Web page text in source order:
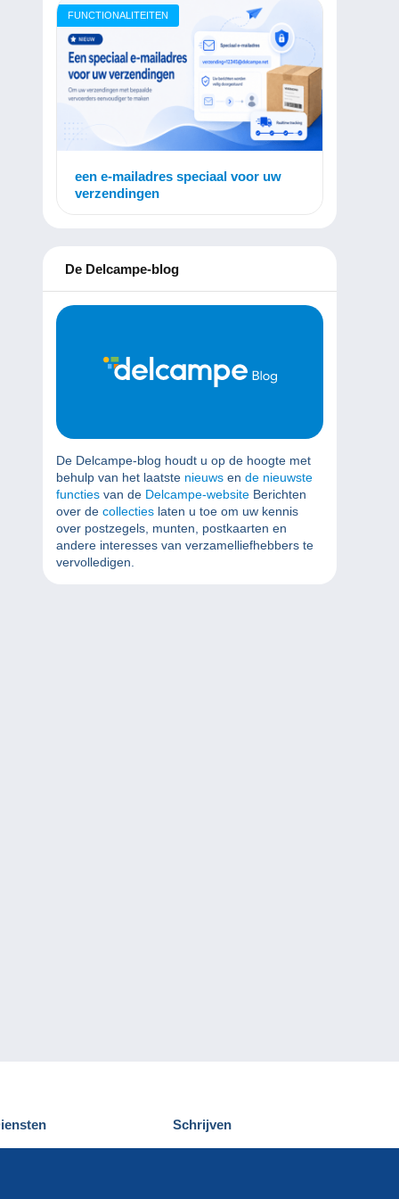
FUNCTIONALITEITEN
een e-mailadres speciaal voor uw
verzendingen
De Delcampe-blog
De Delcampe-blog houdt u op de hoogte met
behulp van het laatste nieuws en de nieuwste
functies van de Delcampe-website Berichten
over de collecties laten u toe om uw kennis
over postzegels, munten, postkaarten en
andere interesses van verzamelliefhebbers te
vervolledigen.
ontdekken
Schrijven